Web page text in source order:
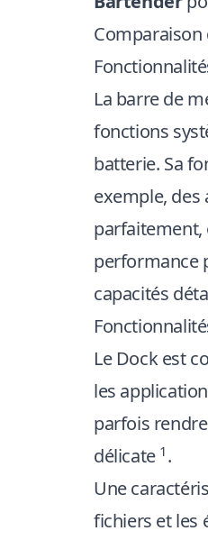
La barre de
fonctions
batterie. Sa
exemple,
parfaitement,
performance
capacités
Le Dock est
les
parfois
délicate 1 .
Une
fichiers et les